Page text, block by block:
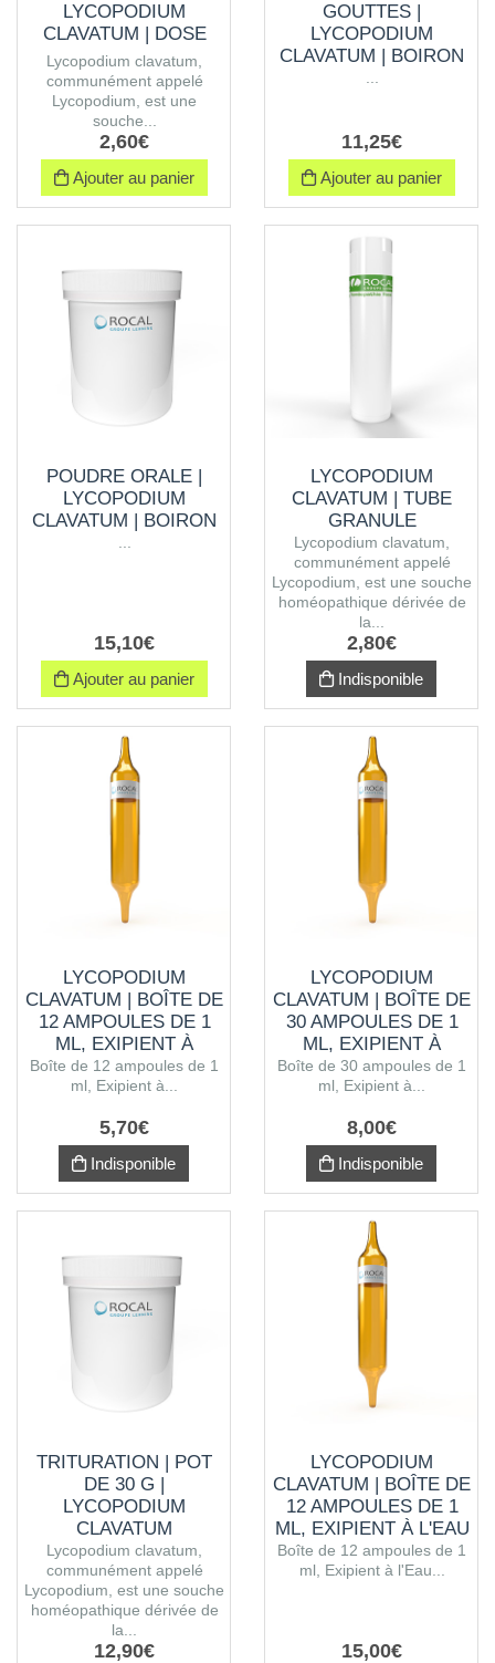
LYCOPODIUM
CLAVATUM | DOSE
Lycopodium clavatum,
communément appelé
Lycopodium, est une
souche...
2,60€
Ajouter au panier
GOUTTES |
LYCOPODIUM
CLAVATUM | BOIRON
11,25€
Ajouter au panier
POUDRE ORALE |
LYCOPODIUM
CLAVATUM | BOIRON
15,10€
Ajouter au panier
LYCOPODIUM
CLAVATUM | TUBE
GRANULE
Lycopodium clavatum,
communément appelé
Lycopodium, est une souche
homéopathique dérivée de
la...
2,80€
Indisponible
LYCOPODIUM
CLAVATUM | BOÎTE DE
12 AMPOULES DE 1
ML, EXIPIENT À
L'ALCOOL
Boîte de 12 ampoules de 1
ml, Exipient à...
5,70€
Indisponible
LYCOPODIUM
CLAVATUM | BOÎTE DE
30 AMPOULES DE 1
ML, EXIPIENT À
L'ALCOOL
Boîte de 30 ampoules de 1
ml, Exipient à...
8,00€
Indisponible
TRITURATION | POT
DE 30 G |
LYCOPODIUM
CLAVATUM
Lycopodium clavatum,
communément appelé
Lycopodium, est une souche
homéopathique dérivée de
la...
12,90€
LYCOPODIUM
CLAVATUM | BOÎTE DE
12 AMPOULES DE 1
ML, EXIPIENT À L'EAU
PURIFIÉE
Boîte de 12 ampoules de 1
ml, Exipient à l'Eau...
15,00€